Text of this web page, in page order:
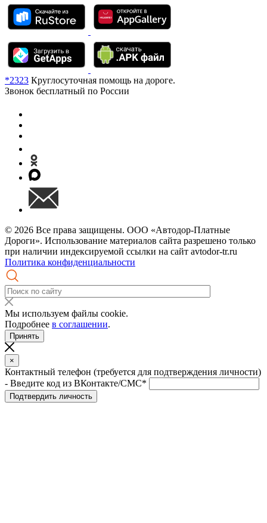
*2323 Круглосуточная помощь на дороге.
Звонок бесплатный по России
© 2026 Все права защищены. ООО «Автодор-Платные
Дороги». Использование материалов сайта разрешено только
при наличии индексируемой ссылки на сайт avtodor-tr.ru
Политика конфиденциальности
Мы используем файлы cookie.
Подробнее в соглашении.
Принять
×
Контактный телефон (требуется для подтверждения личности)
- Введите код из ВКонтакте/СМС*
Подтвердить личность